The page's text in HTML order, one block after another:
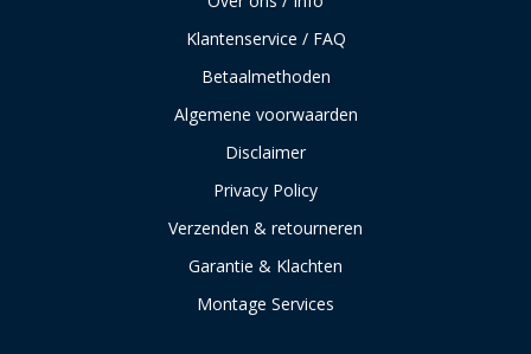
Klantenservice / FAQ
Betaalmethoden
Algemene voorwaarden
Disclaimer
Privacy Policy
Verzenden & retourneren
Garantie & Klachten
Montage Services